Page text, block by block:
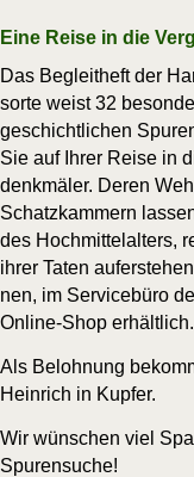
Eine Reise in die
Das Begleit­heft der
sor­te weist 32
geschicht­li­chen
Sie auf Ihrer Rei­se in
denk­mä­ler. Deren
Schatz­kam­mern
des Hoch­mit­tel­al­ters,
ihrer Taten
nen, im Ser­vice­bü­ro
Online-Shop erhältlich.
Als Beloh­nung
Hein­rich in Kupfer.
Wir wün­schen viel
Spurensuche!